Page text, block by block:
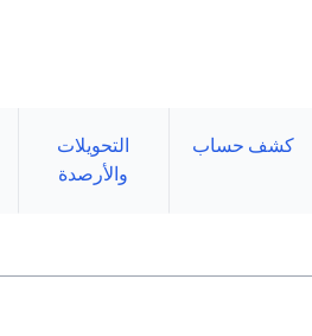
كشف حساب
التحويلات
والأرصدة